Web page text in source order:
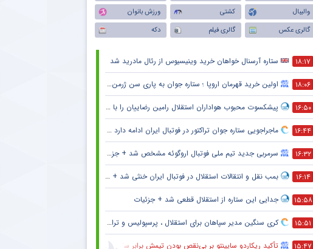
والیبال
کشتی
ورزش بانوان
گالری عکس
گالری فیلم دکه
۱۸:۱۷ ستاره آرسنال خواهان خرید وینیسیوس از رئال مادرید شد
۱۸:۰۶ اولین خرید قهرمان اروپا ؛ ستاره جوان به پاری سن ژرمن می رود
۱۶:۵۰ پیشکسوت محبوب هواداران استقلال رامین رضاییان را با خاک یکسان کرد + جزئیات
۱۶:۴۴ ماجراجویی ستاره جوان تراکتور در فوتبال ایران ادامه دارد + جزئیات
۱۶:۳۲ سرمربی جدید تیم ملی فوتبال اروگوئه مشخص شد + جزئیات
۱۶:۱۴ بمب نقل و انتقالات استقلال در فوتبال ایران خنثی شد + جزئیات
۱۵:۵۸ جدایی این ستاره از استقلال قطعی شد + جزئیات
۱۵:۵۱ کری سنگین مدیر سپاهان برای استقلال ، پرسپولیس و تراکتور + جزئیات
۱۵:۴۷ تأکید ریکاردو ساپینتو بر بی‌نقص بودن تیمش برابر سالزبورگ